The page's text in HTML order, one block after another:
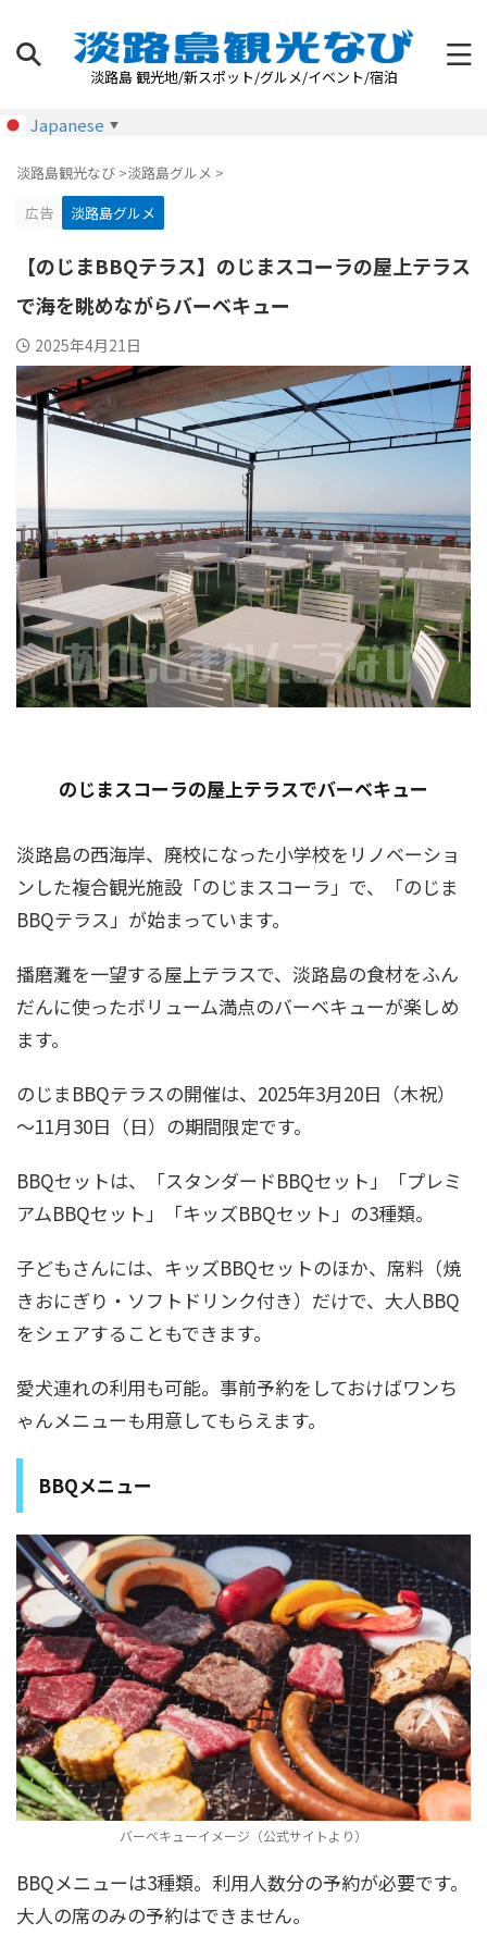
淡路島 観光地/新スポット/グルメ/イベント/宿泊
Japanese ▼
淡路島観光なび >淡路島グルメ >
広告
淡路島グルメ
【のじまBBQテラス】のじまスコーラの屋上テラス
で海を眺めながらバーベキュー
2025年4月21日
のじまスコーラの屋上テラスでバーベキュー
淡路島の西海岸、廃校になった小学校をリノベーショ
ンした複合観光施設「のじまスコーラ」で、「のじま
BBQテラス」が始まっています。
播磨灘を一望する屋上テラスで、淡路島の食材をふん
だんに使ったボリューム満点のバーベキューが楽しめ
ます。
のじまBBQテラスの開催は、2025年3月20日（木祝）
～11月30日（日）の期間限定です。
BBQセットは、「スタンダードBBQセット」「プレミ
アムBBQセット」「キッズBBQセット」の3種類。
子どもさんには、キッズBBQセットのほか、席料（焼
きおにぎり・ソフトドリンク付き）だけで、大人BBQ
をシェアすることもできます。
愛犬連れの利用も可能。事前予約をしておけばワンち
ゃんメニューも用意してもらえます。
BBQメニュー
バーベキューイメージ（公式サイトより）
BBQメニューは3種類。利用人数分の予約が必要です。
大人の席のみの予約はできません。